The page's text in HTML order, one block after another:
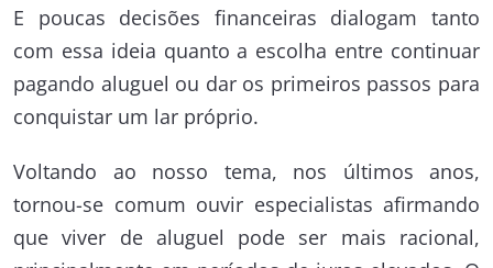
E poucas decisões financeiras dialogam tanto
com essa ideia quanto a escolha entre continuar
pagando aluguel ou dar os primeiros passos para
conquistar um lar próprio.
Voltando ao nosso tema, nos últimos anos,
tornou-se comum ouvir especialistas afirmando
que viver de aluguel pode ser mais racional,